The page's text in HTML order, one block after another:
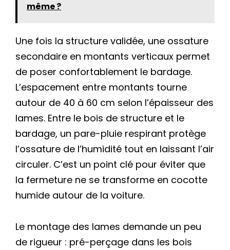
même ?
Une fois la structure validée, une ossature
secondaire en montants verticaux permet
de poser confortablement le bardage.
L’espacement entre montants tourne
autour de 40 à 60 cm selon l’épaisseur des
lames. Entre le bois de structure et le
bardage, un pare-pluie respirant protège
l’ossature de l’humidité tout en laissant l’air
circuler. C’est un point clé pour éviter que
la fermeture ne se transforme en cocotte
humide autour de la voiture.
Le montage des lames demande un peu
de rigueur : pré-perçage dans les bois